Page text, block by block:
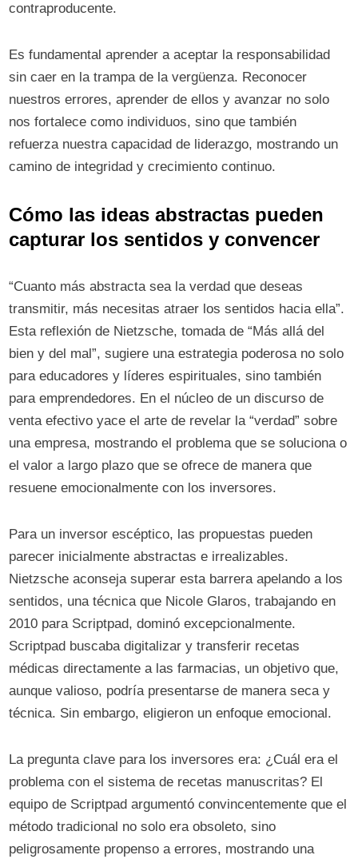
contraproducente.
Es fundamental aprender a aceptar la responsabilidad
sin caer en la trampa de la vergüenza. Reconocer
nuestros errores, aprender de ellos y avanzar no solo
nos fortalece como individuos, sino que también
refuerza nuestra capacidad de liderazgo, mostrando un
camino de integridad y crecimiento continuo.
Cómo las ideas abstractas pueden
capturar los sentidos y convencer
“Cuanto más abstracta sea la verdad que deseas
transmitir, más necesitas atraer los sentidos hacia ella”.
Esta reflexión de Nietzsche, tomada de “Más allá del
bien y del mal”, sugiere una estrategia poderosa no solo
para educadores y líderes espirituales, sino también
para emprendedores. En el núcleo de un discurso de
venta efectivo yace el arte de revelar la “verdad” sobre
una empresa, mostrando el problema que se soluciona o
el valor a largo plazo que se ofrece de manera que
resuene emocionalmente con los inversores.
Para un inversor escéptico, las propuestas pueden
parecer inicialmente abstractas e irrealizables.
Nietzsche aconseja superar esta barrera apelando a los
sentidos, una técnica que Nicole Glaros, trabajando en
2010 para Scriptpad, dominó excepcionalmente.
Scriptpad buscaba digitalizar y transferir recetas
médicas directamente a las farmacias, un objetivo que,
aunque valioso, podría presentarse de manera seca y
técnica. Sin embargo, eligieron un enfoque emocional.
La pregunta clave para los inversores era: ¿Cuál era el
problema con el sistema de recetas manuscritas? El
equipo de Scriptpad argumentó convincentemente que el
método tradicional no solo era obsoleto, sino
peligrosamente propenso a errores, mostrando una